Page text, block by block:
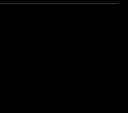
দুঃসাহসিক চুরি,
টাকার মালামাল